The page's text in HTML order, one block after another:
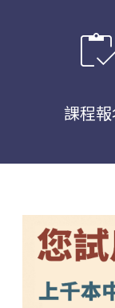
inventory
課程報